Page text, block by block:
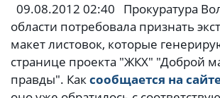
09.08.2012 02:40 Прокуратура
области потребовала признать
макет листовок, которые
странице проекта "ЖКХ" "Доброй
правды". Каксообщается на